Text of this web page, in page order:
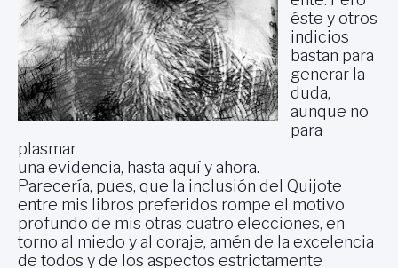
éste y otros
indicios
bastan para
generar la
duda,
aunque no
para
plasmar
una evidencia, hasta aquí y ahora.
Parecería, pues, que la inclusión del Quijote
entre mis libros preferidos rompe el motivo
profundo de mis otras cuatro elecciones, en
torno al miedo y al coraje, amén de la excelencia
de todos y de los aspectos estrictamente